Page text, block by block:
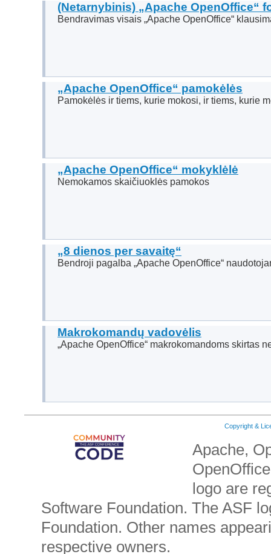
(Netarnybinis) „Apache OpenOffice“
Bendravimas visais „Apache OpenOffice“
„Apache OpenOffice“ pamokėlės
Pamokėlės ir tiems, kurie mokosi, ir tiems, kurie
„Apache OpenOffice“ mokyklėlė
Nemokamos skaičiuoklės pamokos
„8 dienos per savaitę“
Bendroji pagalba „Apache OpenOffice“
Makrokomandų vadovėlis
„Apache OpenOffice“ makrokomandoms skirtas
Copyright &
Apache,
logo are
Software Foundation. The ASF
Foundation. Other names
respective owners.